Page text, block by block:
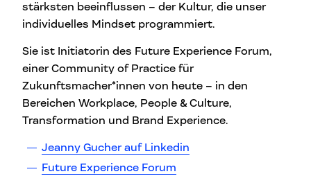
stärksten beeinflussen – der Kultur, die unser
individuelles Mindset programmiert.
Sie ist Initiatorin des Future Experience Forum,
einer Community of Practice für
Zukunftsmacher*innen von heute – in den
Bereichen Workplace, People & Culture,
Transformation und Brand Experience.
Jeanny Gucher auf Linkedin
Future Experience Forum